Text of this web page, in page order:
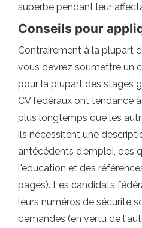
superbe pendant leur
Conseils pour
Contrairement à la plupart
vous devrez soumettre un
pour la plupart des stages
CV fédéraux ont tendance
plus longtemps que les
ils nécessitent une
antécédents d'emploi, des
l'éducation et des
pages). Les candidats
leurs numéros de sécurité
demandes (en vertu de